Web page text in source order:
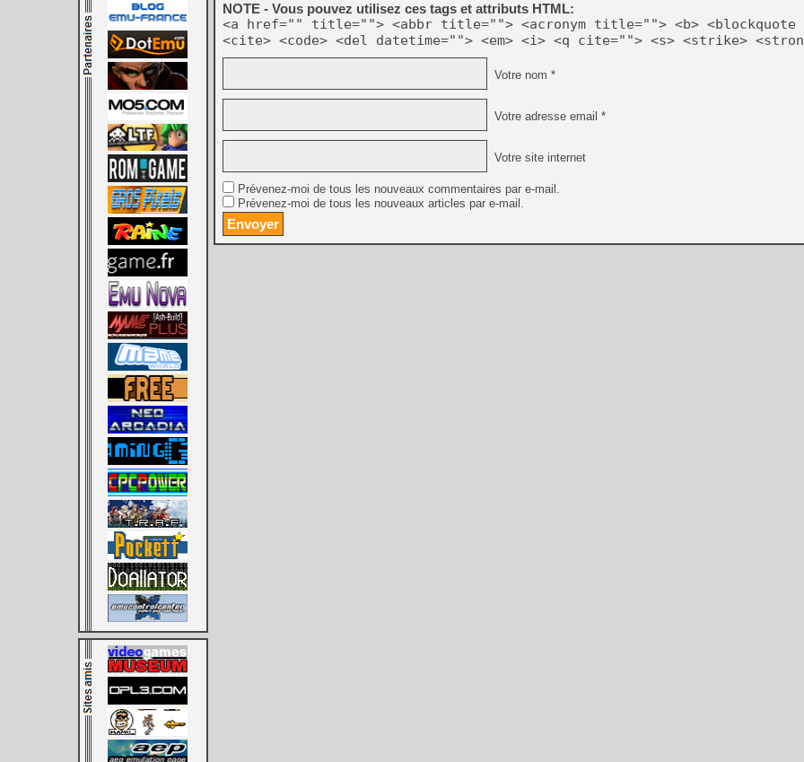
[GK] Oubliez Crazy Taxi,
[LS] [Switch] NSZ 5.0.0
[GK] No More Room in
[GK] Un chatbot Atelier
[GK] Mémoire cash -
[GK] Nvidia : le prix des
[GK] Suikoden Star Leap
[Mo5] La mini borne
[GK] Le studio de FIFA
[GK] La PlayStation 1 en
[GK] GTA 6 : Rockstar
NOTE - Vous pouvez utilisez ces tags et attributs HTML:
<a href="" title=""> <abbr title=""> <acronym title=""> <b> <blockquote
<cite> <code> <del datetime=""> <em> <i> <q cite=""> <s> <strike>
Votre nom *
Votre adresse email *
Votre site internet
Prévenez-moi de tous les nouveaux commentaires par e-mail.
Prévenez-moi de tous les nouveaux articles par e-mail.